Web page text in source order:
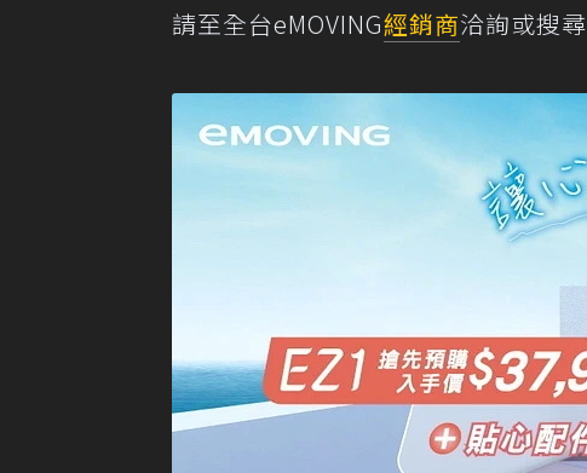
請至全台eMOVING經銷商洽詢或搜尋